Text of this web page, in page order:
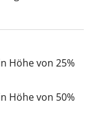
Höhe von 25%
Höhe von 50%